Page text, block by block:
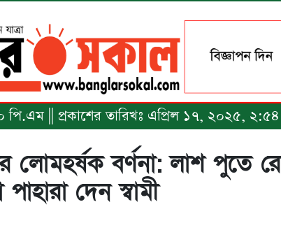
পি.এম || প্রকাশের তারিখঃ এপ্রিল ১৭, ২০২৫,
লোমহর্ষক বর্ণনা: লাশ পুতে
দেন স্বামী